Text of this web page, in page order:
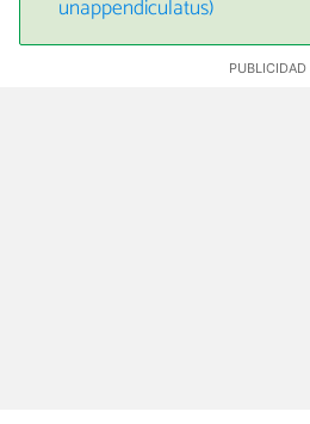
unappendiculatus)